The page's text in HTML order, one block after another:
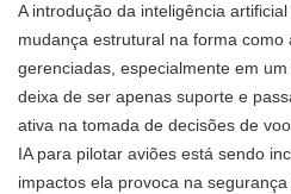
A introdução da inteligência
mudança estrutural na forma
gerenciadas, especialmente em
deixa de ser apenas suporte e
ativa na tomada de decisões de
IA para pilotar aviões está sendo
impactos ela provoca na